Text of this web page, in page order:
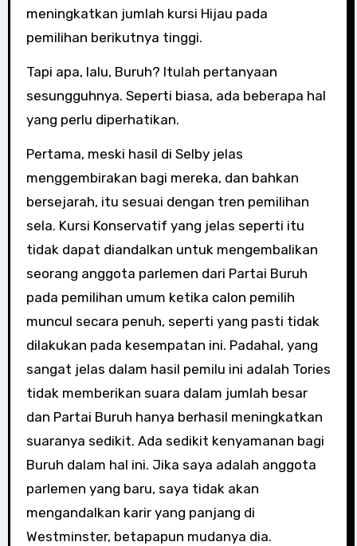
meningkatkan jumlah kursi Hijau pada
pemilihan berikutnya tinggi.
Tapi apa, lalu, Buruh? Itulah pertanyaan
sesungguhnya. Seperti biasa, ada beberapa hal
yang perlu diperhatikan.
Pertama, meski hasil di Selby jelas
menggembirakan bagi mereka, dan bahkan
bersejarah, itu sesuai dengan tren pemilihan
sela. Kursi Konservatif yang jelas seperti itu
tidak dapat diandalkan untuk mengembalikan
seorang anggota parlemen dari Partai Buruh
pada pemilihan umum ketika calon pemilih
muncul secara penuh, seperti yang pasti tidak
dilakukan pada kesempatan ini. Padahal, yang
sangat jelas dalam hasil pemilu ini adalah Tories
tidak memberikan suara dalam jumlah besar
dan Partai Buruh hanya berhasil meningkatkan
suaranya sedikit. Ada sedikit kenyamanan bagi
Buruh dalam hal ini. Jika saya adalah anggota
parlemen yang baru, saya tidak akan
mengandalkan karir yang panjang di
Westminster, betapapun mudanya dia.